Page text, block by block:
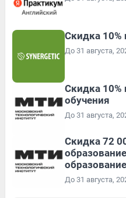
Скидка 10%
До 31 августа,
Скидка
обучения
До 31 августа,
Скидка 72
До 31 августа,